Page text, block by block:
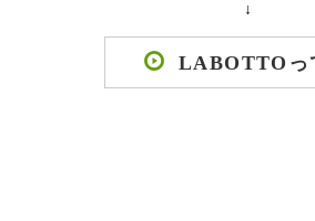
↓
LABOTTOっ